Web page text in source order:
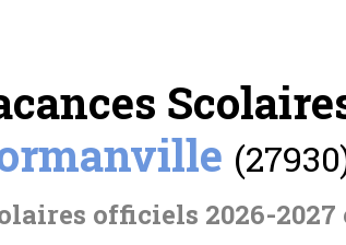
officiels 2026-2027